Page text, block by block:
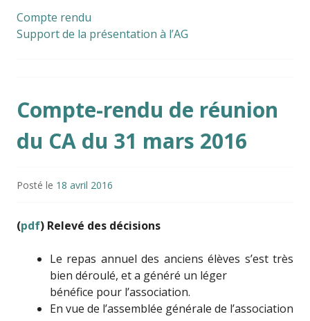
Compte rendu
Support de la présentation à l’AG
Compte-rendu de réunion
du CA du 31 mars 2016
Posté le 18 avril 2016
(pdf) Relevé des décisions
Le repas annuel des anciens élèves s’est très
bien déroulé, et a généré un léger
bénéfice pour l’association.
En vue de l’assemblée générale de l’association